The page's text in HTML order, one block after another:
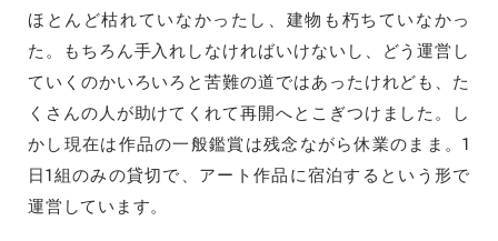
ほとんど枯れていなかったし、建物も朽ちていなかっ
た。もちろん手入れしなければいけないし、どう運営し
ていくのかいろいろと苦難の道ではあったけれども、た
くさんの人が助けてくれて再開へとこぎつけました。し
かし現在は作品の一般鑑賞は残念ながら休業のまま。1
日1組のみの貸切で、アート作品に宿泊するという形で
運営しています。